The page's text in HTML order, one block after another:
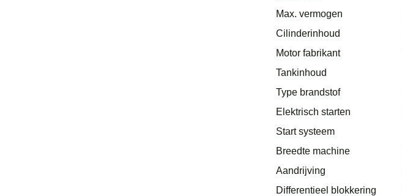
Max. vermogen
Cilinderinhoud
Motor fabrikant
Tankinhoud
Type brandstof
Elektrisch starten
Start systeem
Breedte machine
Aandrijving
Differentieel blokkering